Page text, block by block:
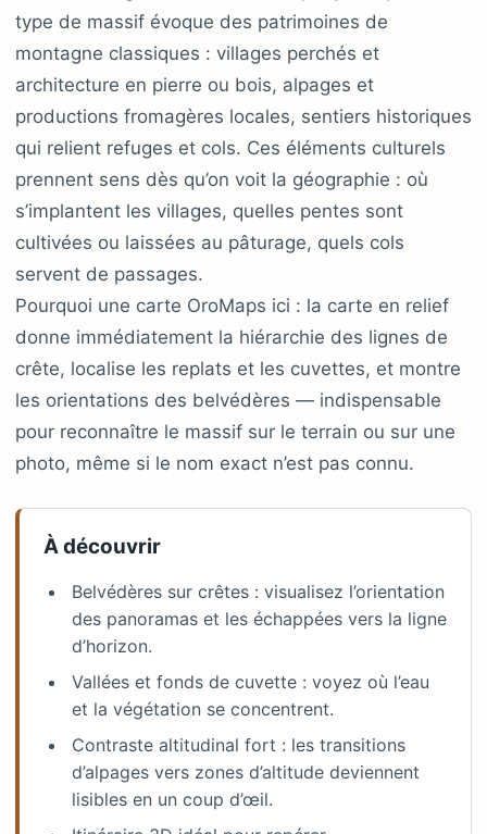
type de massif évoque des patrimoines de
montagne classiques : villages perchés et
architecture en pierre ou bois, alpages et
productions fromagères locales, sentiers historiques
qui relient refuges et cols. Ces éléments culturels
prennent sens dès qu’on voit la géographie : où
s’implantent les villages, quelles pentes sont
cultivées ou laissées au pâturage, quels cols
servent de passages.
Pourquoi une carte OroMaps ici : la carte en relief
donne immédiatement la hiérarchie des lignes de
crête, localise les replats et les cuvettes, et montre
les orientations des belvédères — indispensable
pour reconnaître le massif sur le terrain ou sur une
photo, même si le nom exact n’est pas connu.
À découvrir
Belvédères sur crêtes : visualisez l’orientation
des panoramas et les échappées vers la ligne
d’horizon.
Vallées et fonds de cuvette : voyez où l’eau
et la végétation se concentrent.
Contraste altitudinal fort : les transitions
d’alpages vers zones d’altitude deviennent
lisibles en un coup d’œil.